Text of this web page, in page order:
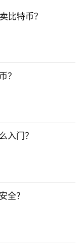
比特币？
？
入门？
全？